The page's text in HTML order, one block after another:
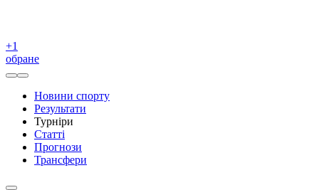
+1
обране
Новини спорту
Результати
Турніри
Статті
Прогнози
Трансфери